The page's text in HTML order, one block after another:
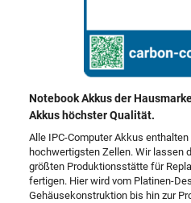
Notebook Akkus der
Akkus höchster Qualität.
Alle IPC-Computer Akkus
hochwertigsten Zellen. Wir lassen
größten Produktionsstätte für
fertigen. Hier wird vom Platinen-
Gehäusekonstruktion bis hin zur